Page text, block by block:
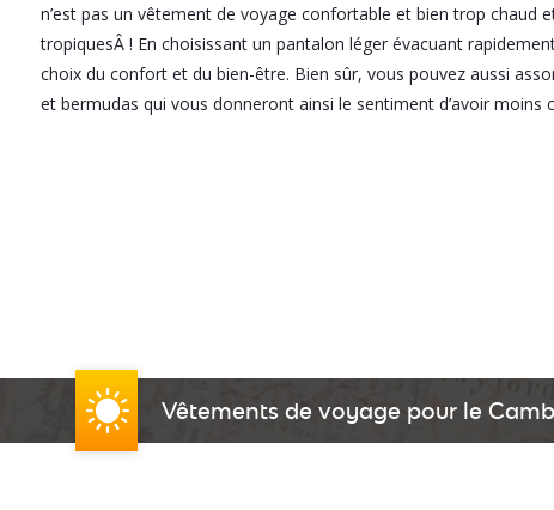
n’est pas un vêtement de voyage confortable et bien trop chaud
tropiquesÂ ! En choisissant un pantalon léger évacuant
choix du confort et du bien-être. Bien sûr, vous pouvez aussi
et bermudas qui vous donneront ainsi le sentiment d’avoir moins
Vêtements de voyage pour le